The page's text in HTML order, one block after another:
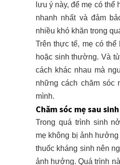
lưu ý này, để mẹ có thể
nhanh nhất và đảm
nhiều khó khăn trong
Trên thực tế, mẹ có
hoặc sinh thường. Và
cách khác nhau mà
những cách chăm sóc
mình.
Chăm sóc mẹ sau
Trong quá trình sinh
mẹ không bị ảnh
thuốc kháng sinh nên
ảnh hưởng. Quá trình